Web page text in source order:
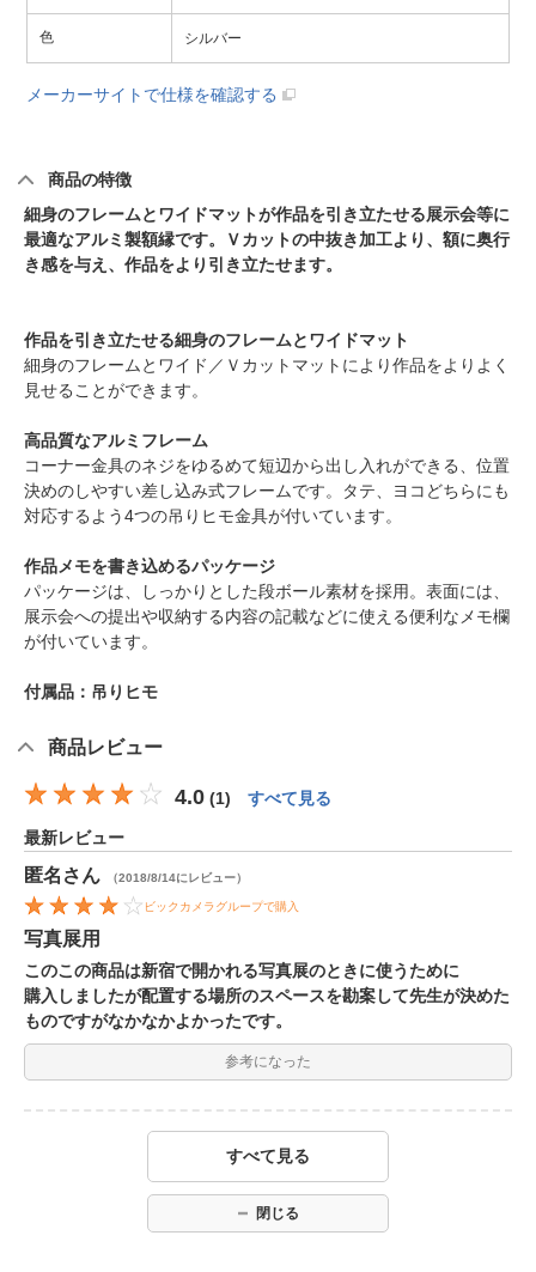
色 シルバー
メーカーサイトで仕様を確認する
商品の特徴
細身のフレームとワイドマットが作品を引き立たせる展示会等に
最適なアルミ製額縁です。Ｖカットの中抜き加工より、額に奥行
き感を与え、作品をより引き立たせます。
作品を引き立たせる細身のフレームとワイドマット
細身のフレームとワイド／Ｖカットマットにより作品をよりよく
見せることができます。
高品質なアルミフレーム
コーナー金具のネジをゆるめて短辺から出し入れができる、位置
決めのしやすい差し込み式フレームです。タテ、ヨコどちらにも
対応するよう4つの吊りヒモ金具が付いています。
作品メモを書き込めるパッケージ
パッケージは、しっかりとした段ボール素材を採用。表面には、
展示会への提出や収納する内容の記載などに使える便利なメモ欄
が付いています。
付属品：吊りヒモ
商品レビュー
4.0 (1) すべて見る
最新レビュー
匿名 さん （2018/8/14にレビュー）
ビックカメラグループで購入
写真展用
このこの商品は新宿で開かれる写真展のときに使うために
購入しましたが配置する場所のスペースを勘案して先生が決めた
ものですがなかなかよかったです。
参考になった
すべて見る
閉じる